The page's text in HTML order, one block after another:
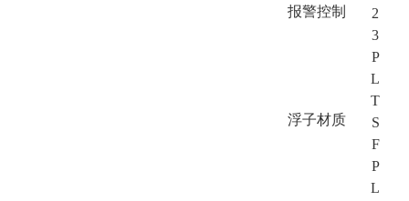
报警控制
2
3
浮子材质
P
L
T
S
F
P
L